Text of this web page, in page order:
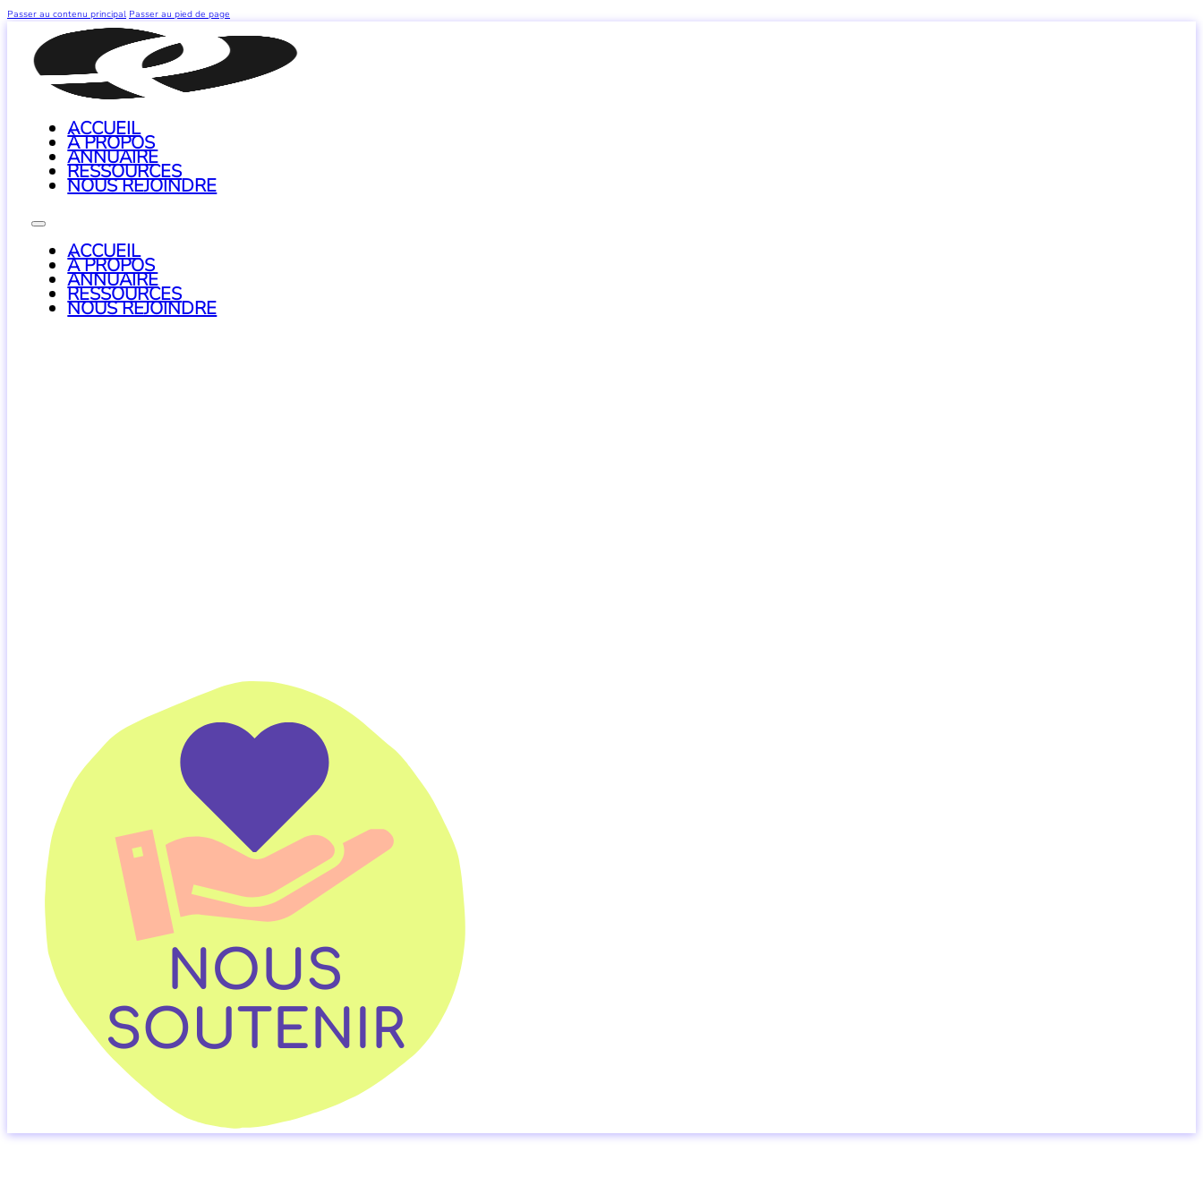
Passer au contenu principal Passer au pied de page
ACCUEIL
À PROPOS
ANNUAIRE
RESSOURCES
NOUS REJOINDRE
ACCUEIL
À PROPOS
ANNUAIRE
RESSOURCES
NOUS REJOINDRE